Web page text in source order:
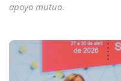
apoyo mutuo.